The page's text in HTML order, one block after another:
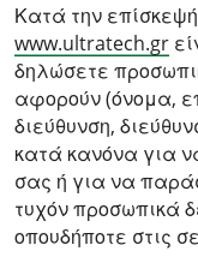
Κατά την
www.ultratech.gr
δηλώσετε
αφορούν (όνομα,
διεύθυνση,
κατά κανόνα για
σας ή για να
τυχόν προσωπικά
οπουδήποτε στις